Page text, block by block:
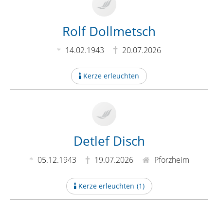
Rolf Dollmetsch
14.02.1943 20.07.2026
Kerze erleuchten
Detlef Disch
05.12.1943 19.07.2026 Pforzheim
Kerze erleuchten (1)